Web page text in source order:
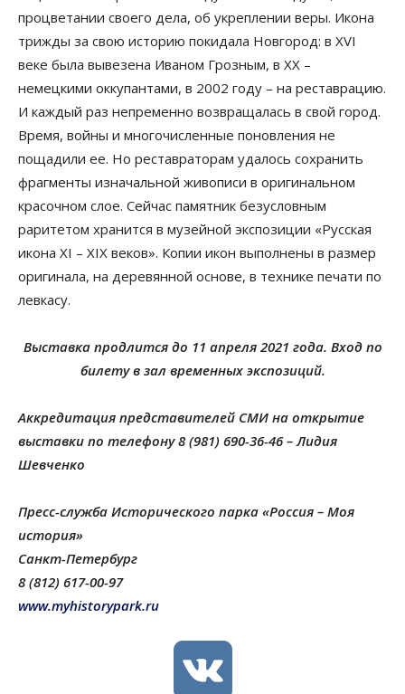
процветании своего дела, об укреплении веры. Икона
трижды за свою историю покидала Новгород: в XVI
веке была вывезена Иваном Грозным, в XX –
немецкими оккупантами, в 2002 году – на реставрацию.
И каждый раз непременно возвращалась в свой город.
Время, войны и многочисленные поновления не
пощадили ее. Но реставраторам удалось сохранить
фрагменты изначальной живописи в оригинальном
красочном слое. Сейчас памятник безусловным
раритетом хранится в музейной экспозиции «Русская
икона XI – XIX веков». Копии икон выполнены в размер
оригинала, на деревянной основе, в технике печати по
левкасу.
Выставка продлится до 11 апреля 2021 года. Вход по
билету в зал временных экспозиций.
Аккредитация представителей СМИ на открытие
выставки по телефону 8 (981) 690-36-46 – Лидия
Шевченко
Пресс-служба Исторического парка «Россия – Моя
история»
Санкт-Петербург
8 (812) 617-00-97
www.myhistorypark.ru